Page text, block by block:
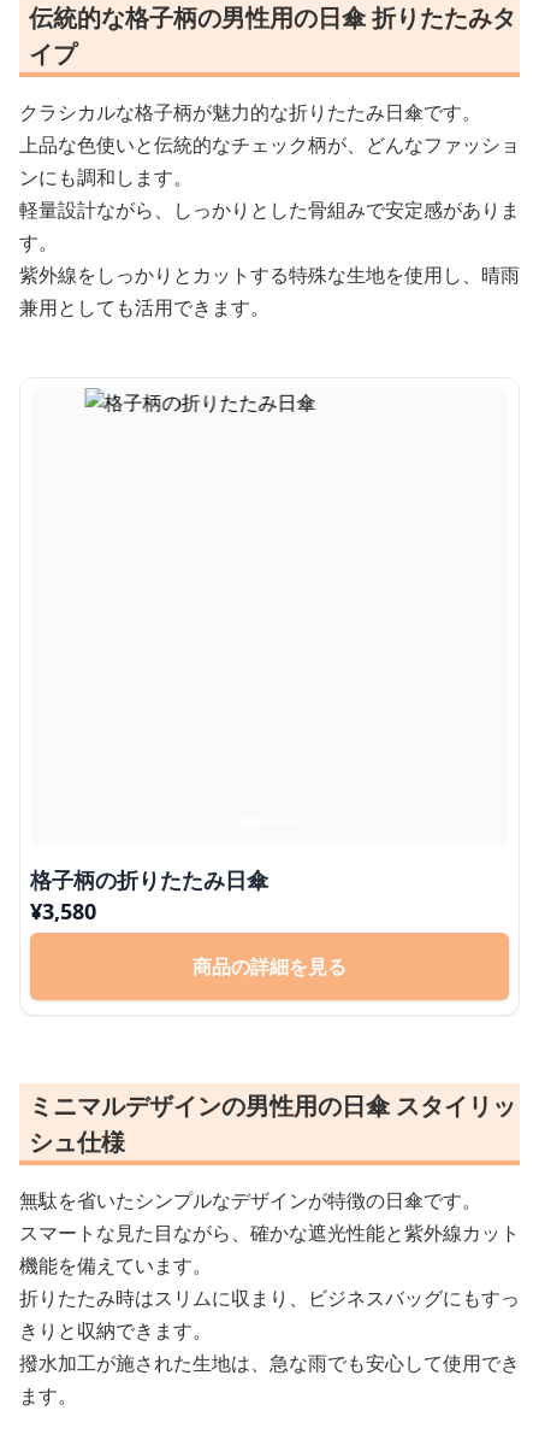
伝統的な格子柄の男性用の日傘 折りたたみタ
イプ
クラシカルな格子柄が魅力的な折りたたみ日傘です。
上品な色使いと伝統的なチェック柄が、どんなファッショ
ンにも調和します。
軽量設計ながら、しっかりとした骨組みで安定感がありま
す。
紫外線をしっかりとカットする特殊な生地を使用し、晴雨
兼用としても活用できます。
格子柄の折りたたみ日傘
¥3,580
商品の詳細を見る
ミニマルデザインの男性用の日傘 スタイリッ
シュ仕様
無駄を省いたシンプルなデザインが特徴の日傘です。
スマートな見た目ながら、確かな遮光性能と紫外線カット
機能を備えています。
折りたたみ時はスリムに収まり、ビジネスバッグにもすっ
きりと収納できます。
撥水加工が施された生地は、急な雨でも安心して使用でき
ます。